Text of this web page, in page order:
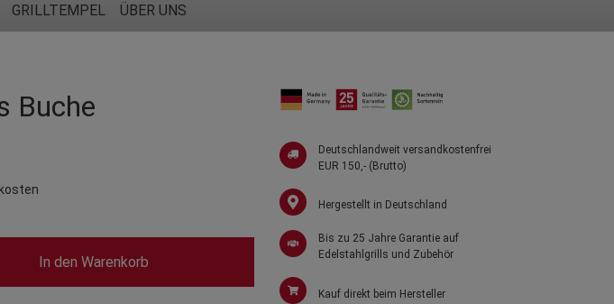
GRILLTEMPEL ÜBER UNS
Buche
In den Warenkorb
Deutschlandweit versandkostenfrei
EUR 150,- (Brutto)
Hergestellt in Deutschland
Bis zu 25 Jahre Garantie auf
Edelstahlgrills und Zubehör
Kauf direkt beim Hersteller